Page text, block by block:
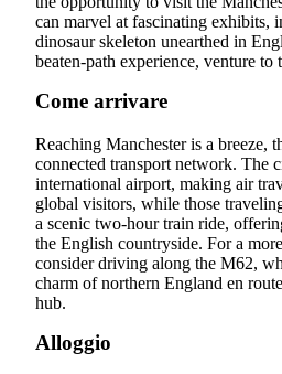
can marvel at fascinating exhibits,
dinosaur skeleton unearthed in
beaten-path experience, venture to
Come arrivare
Reaching Manchester is a breeze,
connected transport network. The
international airport, making air
global visitors, while those
a scenic two-hour train ride,
the English countryside. For a
consider driving along the M62,
charm of northern England en
hub.
Alloggio